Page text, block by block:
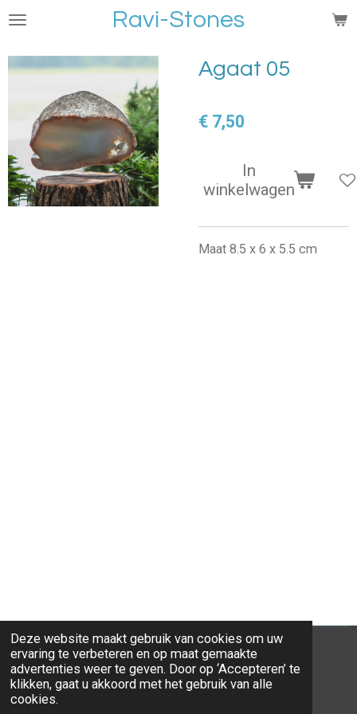
Deze website maakt gebruik van cookies om uw
ervaring te verbeteren en op maat gemaakte
advertenties weer te geven. Door op ‘Accepteren’ te
klikken, gaat u akkoord met het gebruik van alle
cookies.
Ga
naar
de
hoofdinhoud
Ravi-Stones
Agaat 05
€ 7,50
In
winkelwagen
Maat 8.5 x 6 x 5.5 cm
© 2026 Ravi-Stones